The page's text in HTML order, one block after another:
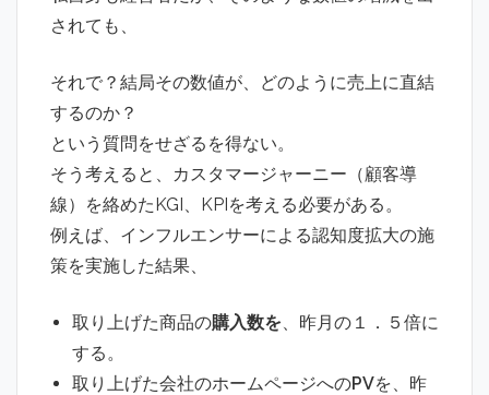
されても、
それで？結局その数値が、どのように売上に直結
するのか？
という質問をせざるを得ない。
そう考えると、カスタマージャーニー（顧客導
線）を絡めたKGI、KPIを考える必要がある。
例えば、インフルエンサーによる認知度拡大の施
策を実施した結果、
取り上げた商品の購入数を 、昨月の１．５倍に
する。
取り上げた会社のホームページへのPVを、昨